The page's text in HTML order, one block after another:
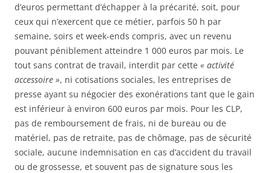
d’euros permettant d’échapper à la précarité, soit, pour
ceux qui n’exercent que ce métier, parfois 50 h par
semaine, soirs et week-ends compris, avec un revenu
pouvant péniblement atteindre 1 000 euros par mois. Le
tout sans contrat de travail, interdit par cette « activité
accessoire », ni cotisations sociales, les entreprises de
presse ayant su négocier des exonérations tant que le gain
est inférieur à environ 600 euros par mois. Pour les CLP,
pas de remboursement de frais, ni de bureau ou de
matériel, pas de retraite, pas de chômage, pas de sécurité
sociale, aucune indemnisation en cas d’accident du travail
ou de grossesse, et souvent pas de signature sous les